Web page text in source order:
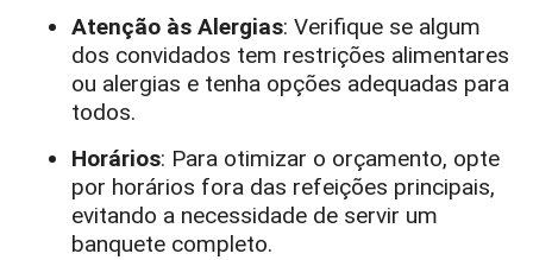
Atenção às Alergias: Verifique se algum
dos convidados tem restrições alimentares
ou alergias e tenha opções adequadas para
todos.
Horários: Para otimizar o orçamento, opte
por horários fora das refeições principais,
evitando a necessidade de servir um
banquete completo.